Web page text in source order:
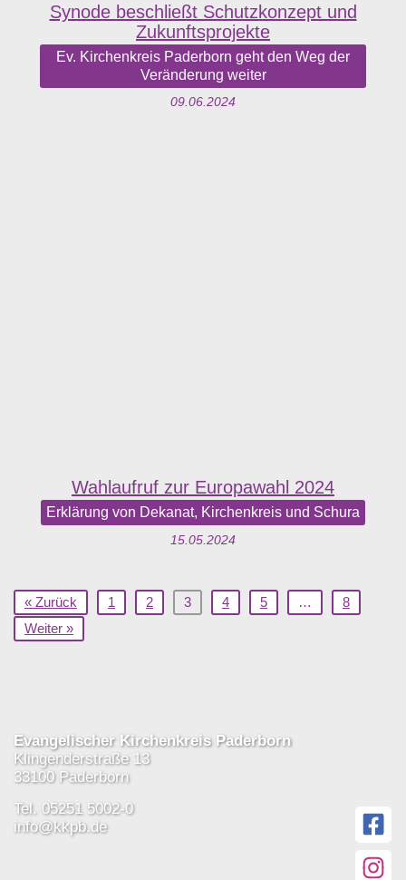
Synode beschließt Schutzkonzept und
Zukunftsprojekte
Ev. Kirchenkreis Paderborn geht den Weg der
Veränderung weiter
09.06.2024
Wahlaufruf zur Europawahl 2024
Erklärung von Dekanat, Kirchenkreis und Schura
15.05.2024
« Zurück 1 2 3 4 5 …
8
Weiter »
Evangelischer Kirchenkreis Paderborn
Klingenderstraße 13
33100 Paderborn
Tel. 05251 5002-0
info@kkpb.de